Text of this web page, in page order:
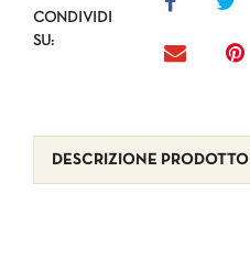
CONDIVIDI
SU:
DESCRIZIONE PRODOTTO